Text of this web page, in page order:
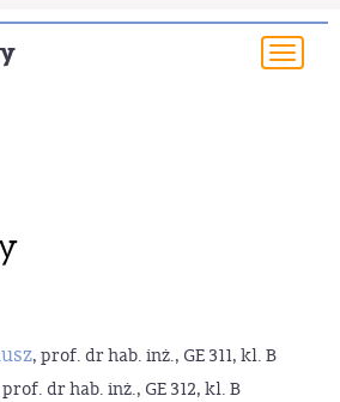
, prof. dr hab. inż., GE 311, kl. B
prof. dr hab. inż., GE 312, kl. B